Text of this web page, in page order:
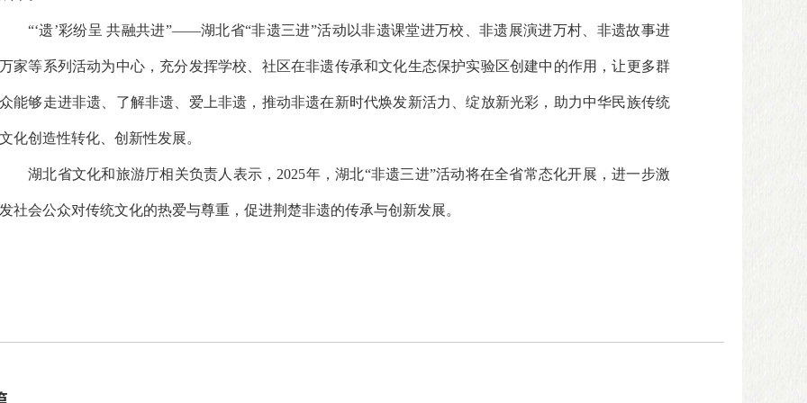
“‘遗’彩纷呈 共融共进”——湖北省“非遗三进”活动以非遗课堂进万校、非遗展演进万村、非遗故事进
万家等系列活动为中心，充分发挥学校、社区在非遗传承和文化生态保护实验区创建中的作用，让更多群
众能够走进非遗、了解非遗、爱上非遗，推动非遗在新时代焕发新活力、绽放新光彩，助力中华民族传统
文化创造性转化、创新性发展。
湖北省文化和旅游厅相关负责人表示，2025年，湖北“非遗三进”活动将在全省常态化开展，进一步激
发社会公众对传统文化的热爱与尊重，促进荆楚非遗的传承与创新发展。